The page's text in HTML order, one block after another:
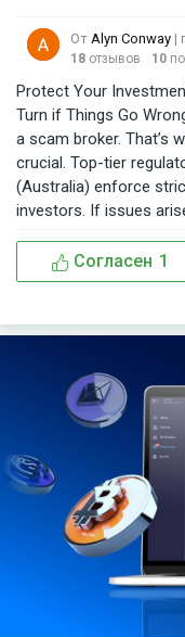
исполнения, изменений
ордеров, ошибок,
пытается разместить
открытую позицию.
От Alyn Conway |
18 отзывов 10
Protect Your
Turn if Things Go
a scam broker. That’s
crucial. Top-tier
(Australia) enforce
investors. If issues
regulated in three
CySEC. So far, their
oversight. But if
or fraudulent broker,
me recover my lost
professional team
recovery process.
Согласен 1